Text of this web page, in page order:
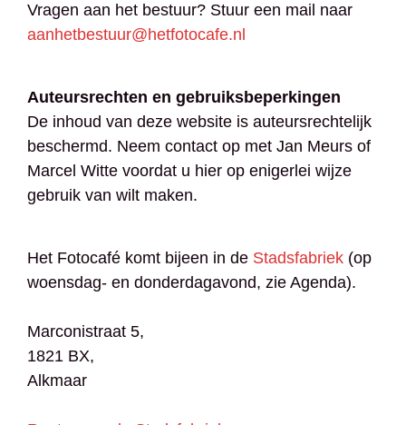
Vragen aan het bestuur? Stuur een mail naar
aanhetbestuur@hetfotocafe.nl
Auteursrechten en gebruiksbeperkingen
De inhoud van deze website is auteursrechtelijk
beschermd. Neem contact op met Jan Meurs of
Marcel Witte voordat u hier op enigerlei wijze
gebruik van wilt maken.
Het Fotocafé komt bijeen in de Stadsfabriek (op
woensdag- en donderdagavond, zie Agenda).
Marconistraat 5,
1821 BX,
Alkmaar​